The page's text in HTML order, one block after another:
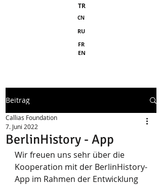
TR
CN
RU
FR
EN
Beitrag
BerlinHistory - App
Callias Foundation
7. Juni 2022
Wir freuen uns sehr über die
Kooperation mit der BerlinHistory-
App im Rahmen der Entwicklung